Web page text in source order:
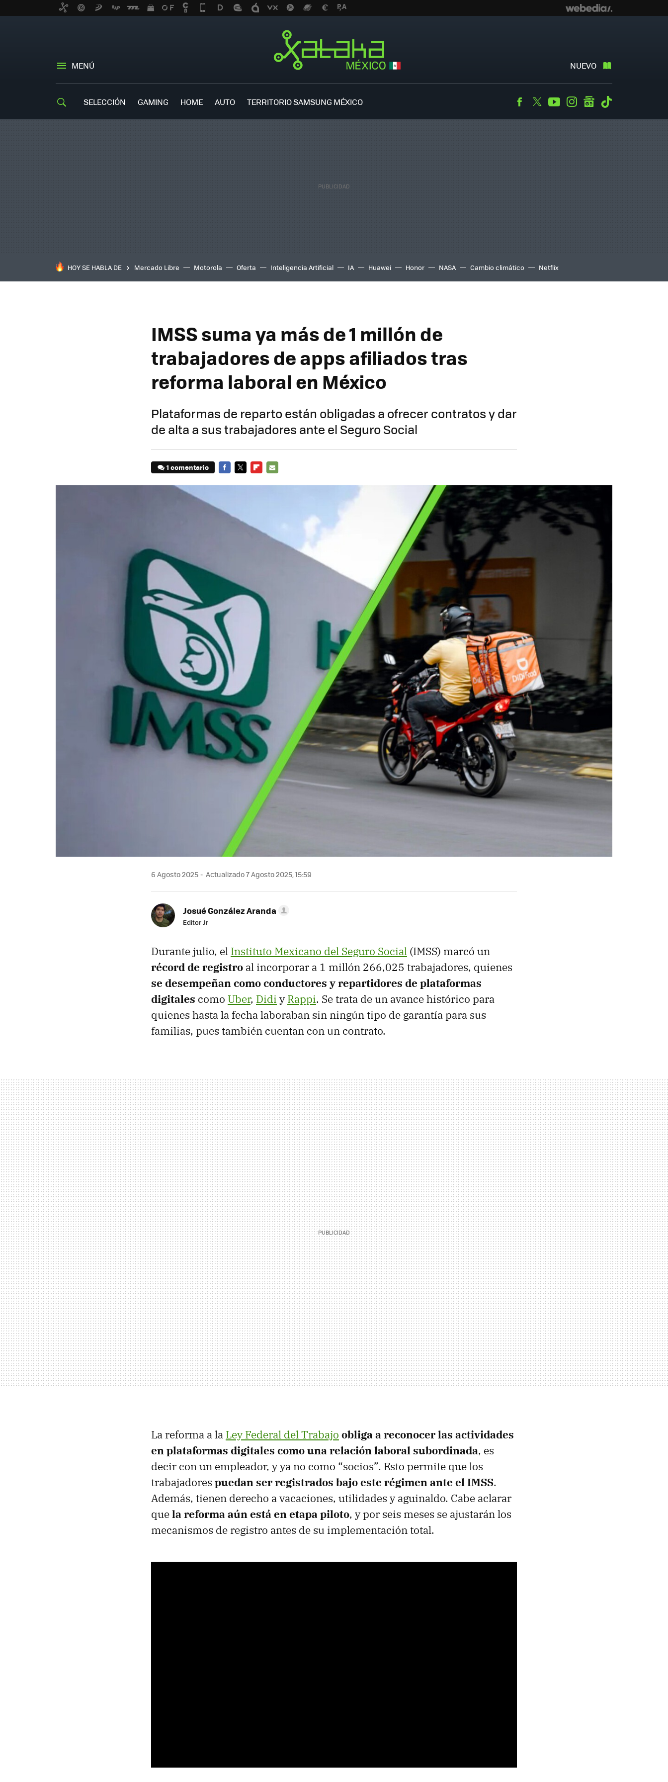
MENÚ NUEVO
SELECCIÓN GAMING HOME AUTO TERRITORIO SAMSUNG MÉXICO Facebook
TwitterYoutubeInstagramgooglenews
HOY SE HABLA DE Mercado Libre Motorola Oferta Inteligencia Artificial IA Huawei Honor NASA Cambio climático Netflix
IMSS suma ya más de 1 millón de
trabajadores de apps afiliados tras
reforma laboral en México
Plataformas de reparto están obligadas a ofrecer contratos y dar
de alta a sus trabajadores ante el Seguro Social
1 comentario
6 Agosto 2025 Actualizado 7 Agosto 2025, 15:59
Josué González Aranda
Editor Jr
Durante julio, el Instituto Mexicano del Seguro Social (IMSS) marcó un
récord de registro al incorporar a 1 millón 266,025 trabajadores, quienes
se desempeñan como conductores y repartidores de plataformas
digitales como Uber, Didi yRappi. Se trata de un avance histórico para
quienes hasta la fecha laboraban sin ningún tipo de garantía para sus
familias, pues también cuentan con un contrato.
La reforma a la Ley Federal del Trabajo obliga a reconocer las actividades
en plataformas digitales como una relación laboral subordinada, es
decir con un empleador, y ya no como “socios”. Esto permite que los
trabajadores puedan ser registrados bajo este régimen ante el IMSS.
Además, tienen derecho a vacaciones, utilidades y aguinaldo. Cabe aclarar
quela reforma aún está en etapa piloto, y por seis meses se ajustarán los
mecanismos de registro antes de su implementación total.